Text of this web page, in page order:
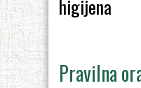
higijena
Pravilna